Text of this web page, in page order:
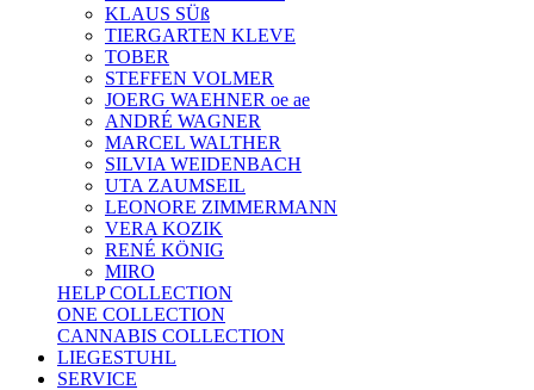
KLAUS SÜß
TIERGARTEN KLEVE
TOBER
STEFFEN VOLMER
JOERG WAEHNER oe ae
ANDRÉ WAGNER
MARCEL WALTHER
SILVIA WEIDENBACH
UTA ZAUMSEIL
LEONORE ZIMMERMANN
VERA KOZIK
RENÉ KÖNIG
MIRO
HELP COLLECTION
ONE COLLECTION
CANNABIS COLLECTION
LIEGESTUHL
SERVICE